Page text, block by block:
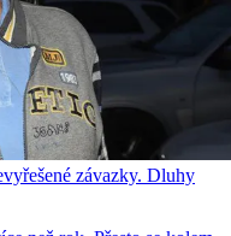
závazky. Dluhy